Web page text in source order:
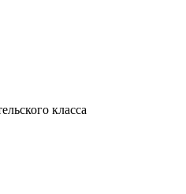
класса